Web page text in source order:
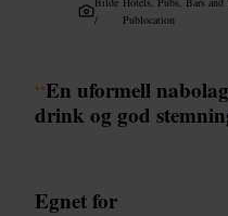
/
Publocation
“En uformell
drink og god
Egnet for